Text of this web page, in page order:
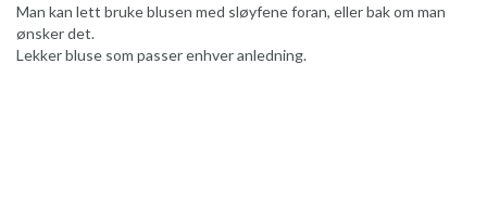
Man kan lett bruke blusen med sløyfene foran, eller bak om man
ønsker det.
Lekker bluse som passer enhver anledning.